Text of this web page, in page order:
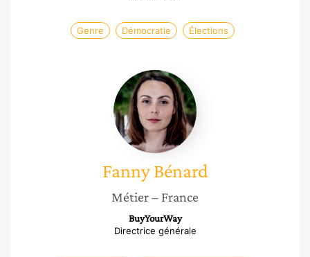
Genre Démocratie Élections
Fanny
Bénard
Fanny Bénard
Métier– France
BuyYourWay
Directrice générale